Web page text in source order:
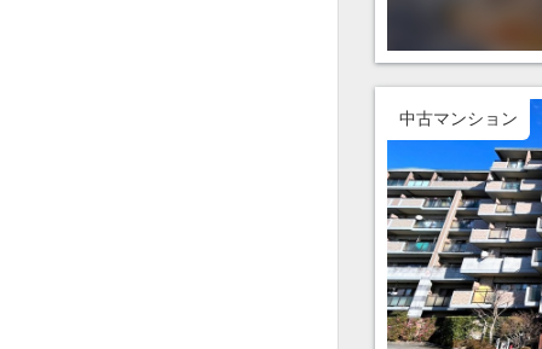
中古マンション